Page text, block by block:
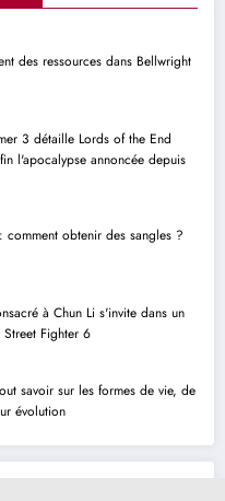
des ressources dans Bellwright
3 détaille Lords of the End
l'apocalypse annoncée depuis
comment obtenir des sangles ?
à Chun Li s'invite dans un
Fighter 6
savoir sur les formes de vie, de
évolution